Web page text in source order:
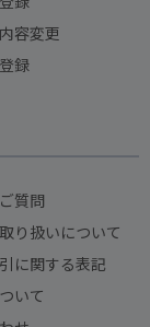
容変更
録
質問
り扱いについて
に関する表記
いて